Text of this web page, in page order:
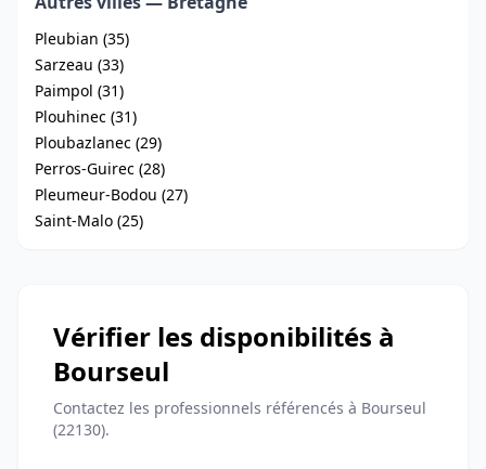
Pleubian (35)
Sarzeau (33)
Paimpol (31)
Plouhinec (31)
Ploubazlanec (29)
Perros-Guirec (28)
Pleumeur-Bodou (27)
Saint-Malo (25)
Vérifier les disponibilités à
Bourseul
Contactez les professionnels référencés à Bourseul
(22130).